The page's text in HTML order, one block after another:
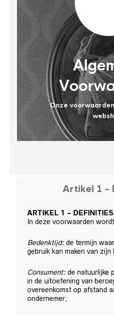
Onze
Artikel 1 -
ARTIKEL 1 – DEFINITIES
In deze voorwaarden
Bedenktijd: de termijn
gebruik kan maken van
Consument: de natuurlijke
in de uitoefening van
overeenkomst op afstand
ondernemer;